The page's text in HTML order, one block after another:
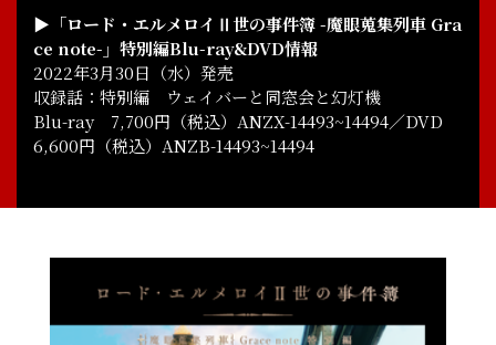
NEWS INTRODUCTION
ONAIR
STAFF, CAST CHARACTER
▶「ロード・エルメロイⅡ世の事件簿 -魔眼蒐集列車 Gra
ce note-」特別編Blu-ray&DVD情報
2022年3月30日（水）発売
収録話：特別編 ウェイバーと同窓会と幻灯機
Blu-ray 7,700円（税込）ANZX-14493~14494／DVD
6,600円（税込）ANZB-14493~14494